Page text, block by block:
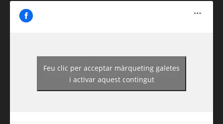
https://www.facebook.com/guiadereus/
Feu clic per acceptar màrqueting galetes
i activar aquest contingut